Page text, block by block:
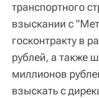
транспортного
взыскании с
госконтракту в
рублей, а также
миллионов
взыскать с